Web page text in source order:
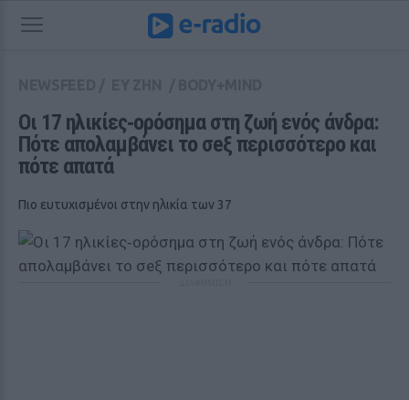
Oι 17 ηλικίες‑ορόσημα στη ζωή ενός άνδρα:
Πότε απολαμβάνει το σeξ περισσότερο και
πότε απατά
Πιο ευτυχισμένοι στην ηλικία των 37